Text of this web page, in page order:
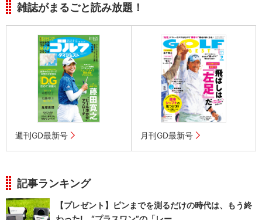
雑誌がまるごと読み放題！
週刊GD最新号 月刊GD最新号
記事ランキング
【プレゼント】ピンまでを測るだけの時代は、もう終